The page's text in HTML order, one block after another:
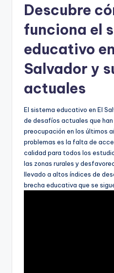
Descubre
funciona el
educativo
Salvador y
actuales
El sistema educativo en El
de desafíos actuales que
preocupación en los últimos
problemas es la falta de
calidad para todos los
las zonas rurales y
llevado a altos índices de
brecha educativa que se